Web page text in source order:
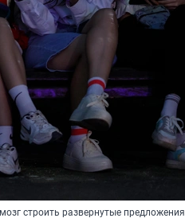
строить развернутые предложения